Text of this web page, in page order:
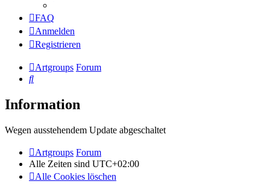
FAQ
Anmelden
Registrieren
Artgroups Forum
Suche
Information
Wegen ausstehendem Update abgeschaltet
Artgroups Forum
Alle Zeiten sind UTC+02:00
Alle Cookies löschen